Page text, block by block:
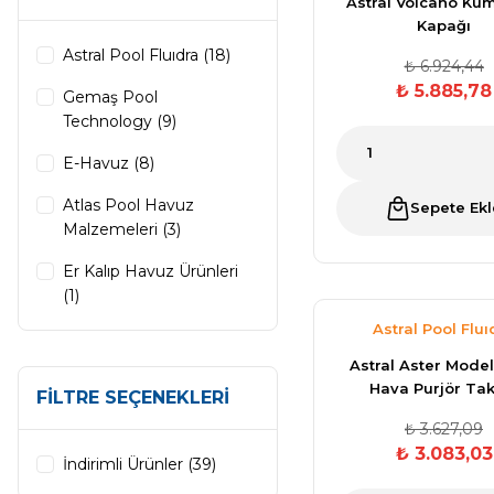
Düşürücü Toz
pH Yükseltici
Kostik
Gemaş Havuz
Aydınlatma
Havuz Dozaj
Sistemleri
Mspa Jakuzi
Boru Fittings
Astral Pool Fluıdra (18)
Gemaş Pool
Technology (9)
E-Havuz (8)
Atlas Pool Havuz
Malzemeleri (3)
Er Kalıp Havuz Ürünleri
(1)
FILTRE SEÇENEKLERI
İndirimli Ürünler (39)
Kapağı
₺ 6.924,44
₺ 5.885,78
Sepete
Astral Pool
Astral Aster
Hava Purjör
₺ 3.627,09
₺ 3.083,03